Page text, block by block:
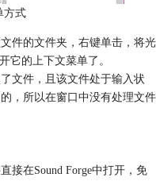
方式
件的文件夹，右键单击，将光
它的上下文菜单了。
文件，且该文件处于输入状
，所以在窗口中没有处理文件
接在Sound Forge中打开，免